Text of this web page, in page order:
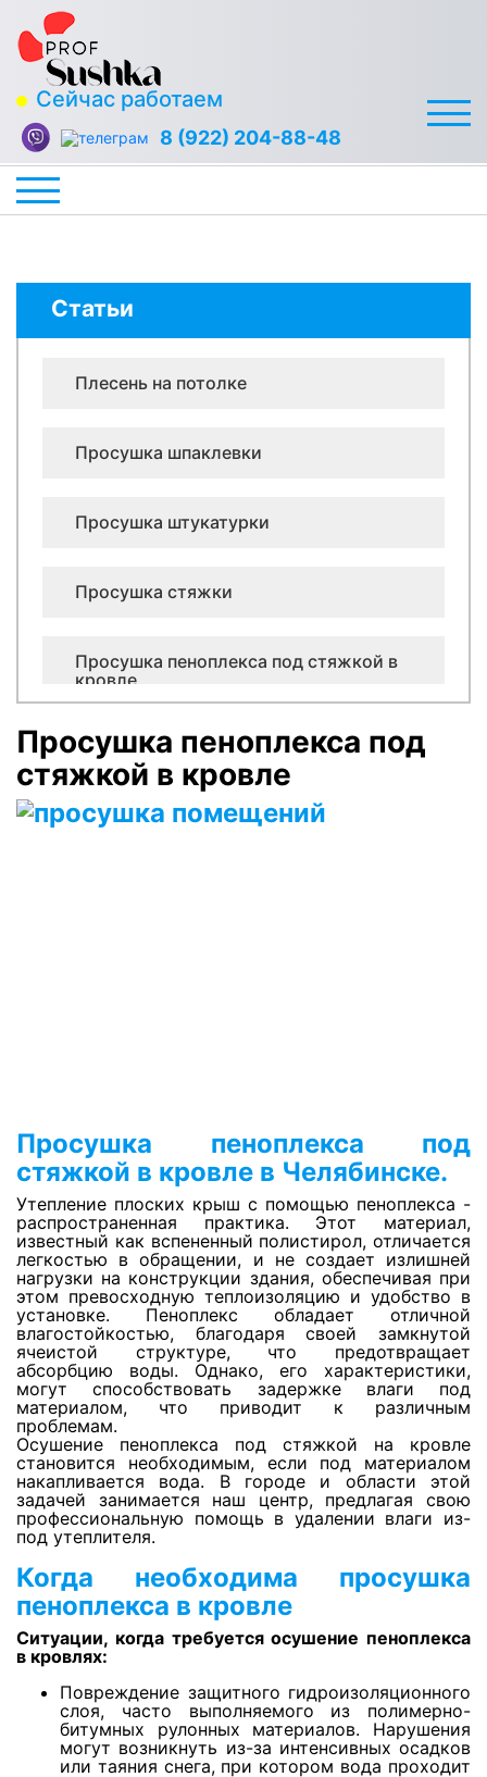
Сейчас работаем
8 (922) 204-88-48
Статьи
Плесень на потолке
Просушка шпаклевки
Просушка штукатурки
Просушка стяжки
Просушка пеноплекса под стяжкой в
кровле
Просушка керамзита в кровле
Просушка минеральной ваты в плоской
Просушка бассейнов
Просушка утеплителя фасада
Откачка воды с паркинга
Откачка воды с пола
Откачка воды с натяжных потолков
Просушка фальшполов
Просушка кварц-винила
Сушка ковролина
Просушка пеноплекса под
стяжкой в кровле
Просушка пеноплекса под
стяжкой в кровле в Челябинске.
Утепление плоских крыш с помощью пеноплекса -
распространенная практика. Этот материал,
известный как вспененный полистирол, отличается
легкостью в обращении, и не создает излишней
нагрузки на конструкции здания, обеспечивая при
этом превосходную теплоизоляцию и удобство в
установке. Пеноплекс обладает отличной
влагостойкостью, благодаря своей замкнутой
ячеистой структуре, что предотвращает
абсорбцию воды. Однако, его характеристики,
могут способствовать задержке влаги под
материалом, что приводит к различным
проблемам.
Осушение пеноплекса под стяжкой на кровле
становится необходимым, если под материалом
накапливается вода. В городе и области этой
задачей занимается наш центр, предлагая свою
профессиональную помощь в удалении влаги из-
под утеплителя.
Когда необходима просушка
пеноплекса в кровле
Ситуации, когда требуется осушение пеноплекса
в кровлях:
Повреждение защитного гидроизоляционного
слоя, часто выполняемого из полимерно-
битумных рулонных материалов. Нарушения
могут возникнуть из-за интенсивных осадков
или таяния снега, при котором вода проходит